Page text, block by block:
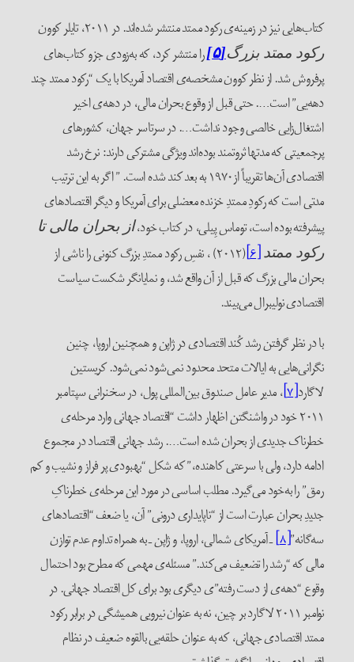
کتاب‌هایی نیز در زمینه‌ی رکود ممتد منتشر شده‌اند. در ۲۰۱۱، تایلر کوون
رکود ممتد بزرگ[۵]
را منتشر کرد، که به‌‌زودی جزو کتاب‌های
پرفروش شد. از نظر کوون مشخصه‌ی اقتصاد آمریکا با یک “رکود ممتد چند
دهه‌یی” است…. حتی قبل از وقوع بحران مالی، در دهه‌ی اخیر
اشتغال‌زایی خالصی وجود نداشت…. در سرتاسر جهان، کشورهای
پرجمعیتی که مدتها ثروتمند بوده‌اند ویژگی مشترکی دارند: نرخ رشد
اقتصادی آن‌ها تقریباً از۱۹۷۰ به بعد کند شده است. ” اگر به این ترتیب
مدتی است که رکودِ ممتدِ خزنده معضلی برای آمریکا و دیگر اقتصادهای
پیشرفته بوده است، توماس پِیلی، در کتاب خود،از بحران مالی تا
رکود ممتد[۶]
(۲۰۱۲) ، نفسِ رکود ممتدِ بزرگ کنونی را ناشی از
بحران مالی بزرگ که قبل از آن واقع شد، و نمایانگر شکست سیاست
اقتصادی نولیبرال می‌بیند.
با در نظر گرفتن رشد کُند اقتصادی در ژاپن و همچنین اروپا، چنین
نگرانی‌هایی به ایالات متحد محدود نمی‌شود نمی‌شود. کریستین
لاگارد[۷] ، مدیر عامل صندوق بین‌المللی پول، در سخنرانی سپتامبر
۲۰۱۱ خود در واشنگتن اظهار داشت “اقتصاد جهانی وارد مرحله‌ی
خطرناک جدیدی از بحران شده است…. رشد جهانی اقتصاد در مجموع
ادامه دارد‌، ولی با سرعتی کاهنده،” که شکل “بهبودی پر فراز و نشیب و کم
رمق” را به‌خود می‌گیرد. مطلب اساسی در مورد این مرحله‌ی خطرناکِ
جدیدِ بحران عبارت است از “ناپایداری درونی” آن، یا ضعف “اقتصادهای
سه‌گانه”[۸] ـ آمریکای شمالی، اروپا، و ژاپن ـ به ‌همراه تداوم عدم توازن
مالی که “رشد را تضعیف می‌کند.” مسئله‌ی‌ مهمی که مطرح بود احتمال
وقوع “دهه‌‌ی از دست رفته”‌ی دیگری بود برای کل اقتصاد جهانی. در
نوامبر ۲۰۱۱ لاگارد بر چین، نه به عنوان نیرویی همیشگی در برابر رکود
ممتد اقتصادی جهانی، که به عنوان حلقه‌یی بالقوه ضعیف در نظام